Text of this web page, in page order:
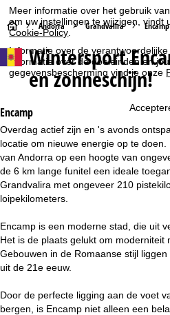
Meer informatie over het gebruik
om uw instellingen te wijzigen, vindt
Cookie-Policy
Informatie over de
Informatie over de doeleinden en
gegevensbescherming vind je onze
S
t
a
r
t
p
a
g
i
a
Andorra Grandvalira Encamp
Wintersport
en zonneschijn!
Encamp
Overdag actief zijn en 's avonds
locatie om nieuwe energie op te
van Andorra op een hoogte van
de 6 km lange funitel een ideale
Grandvalira met ongeveer 210
loipekilometers.
Encamp is een moderne stad, die uit
Het is de plaats gelukt om moderniteit
Gebouwen in de Romaanse stijl
uit de 21e eeuw.
Door de perfecte ligging aan de voet
bergen, is Encamp niet alleen een